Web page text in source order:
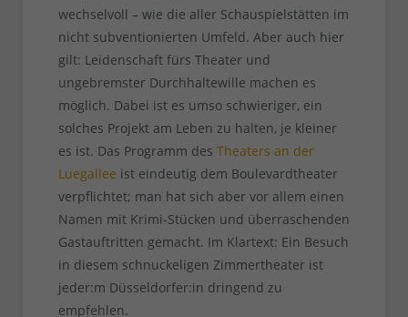
wechselvoll – wie die aller Schauspielstätten im
nicht subventionierten Umfeld. Aber auch hier
gilt: Leidenschaft fürs Theater und
ungebremster Durchhaltewille machen es
möglich. Dabei ist es umso schwieriger, ein
solches Projekt am Leben zu halten, je kleiner
es ist. Das Programm des Theaters an der
Luegallee ist eindeutig dem Boulevardtheater
verpflichtet; man hat sich aber vor allem einen
Namen mit Krimi-Stücken und überraschenden
Gastauftritten gemacht. Im Klartext: Ein Besuch
in diesem schnuckeligen Zimmertheater ist
jeder:m Düsseldorfer:in dringend zu
empfehlen.